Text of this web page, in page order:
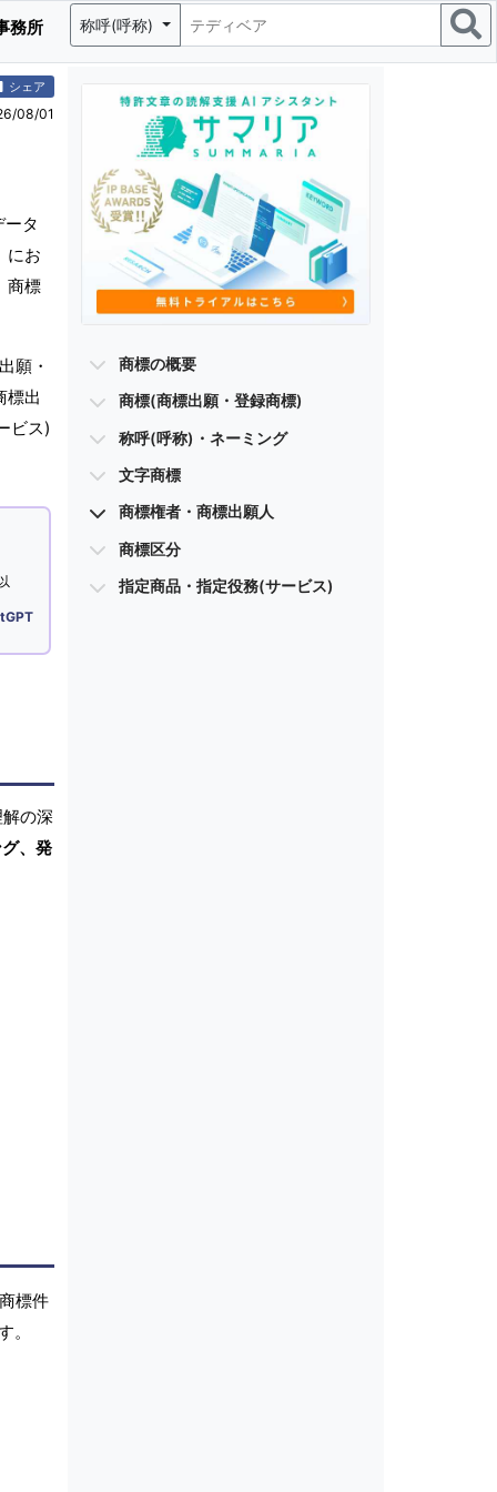
務所 称呼(呼称)
シェア
08/01
タ
にお
商標
願・
標出
ビス)
の深
、発
標件
。
商標の概要
商標(商標出願・登録商標)
称呼(呼称)・ネーミング
文字商標
商標権者・商標出願人
商標区分
指定商品・指定役務(サービス)